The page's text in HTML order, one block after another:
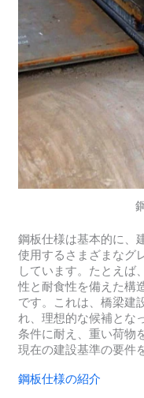
鋼板仕様は基本的に、
使用するさまざまなグ
しています。たとえば
性と耐食性を備えた構
です。これは、橋梁建
れ、理想的な候補とな
条件に耐え、重い荷物
現在の建設基準の要件
鋼板仕様の紹介